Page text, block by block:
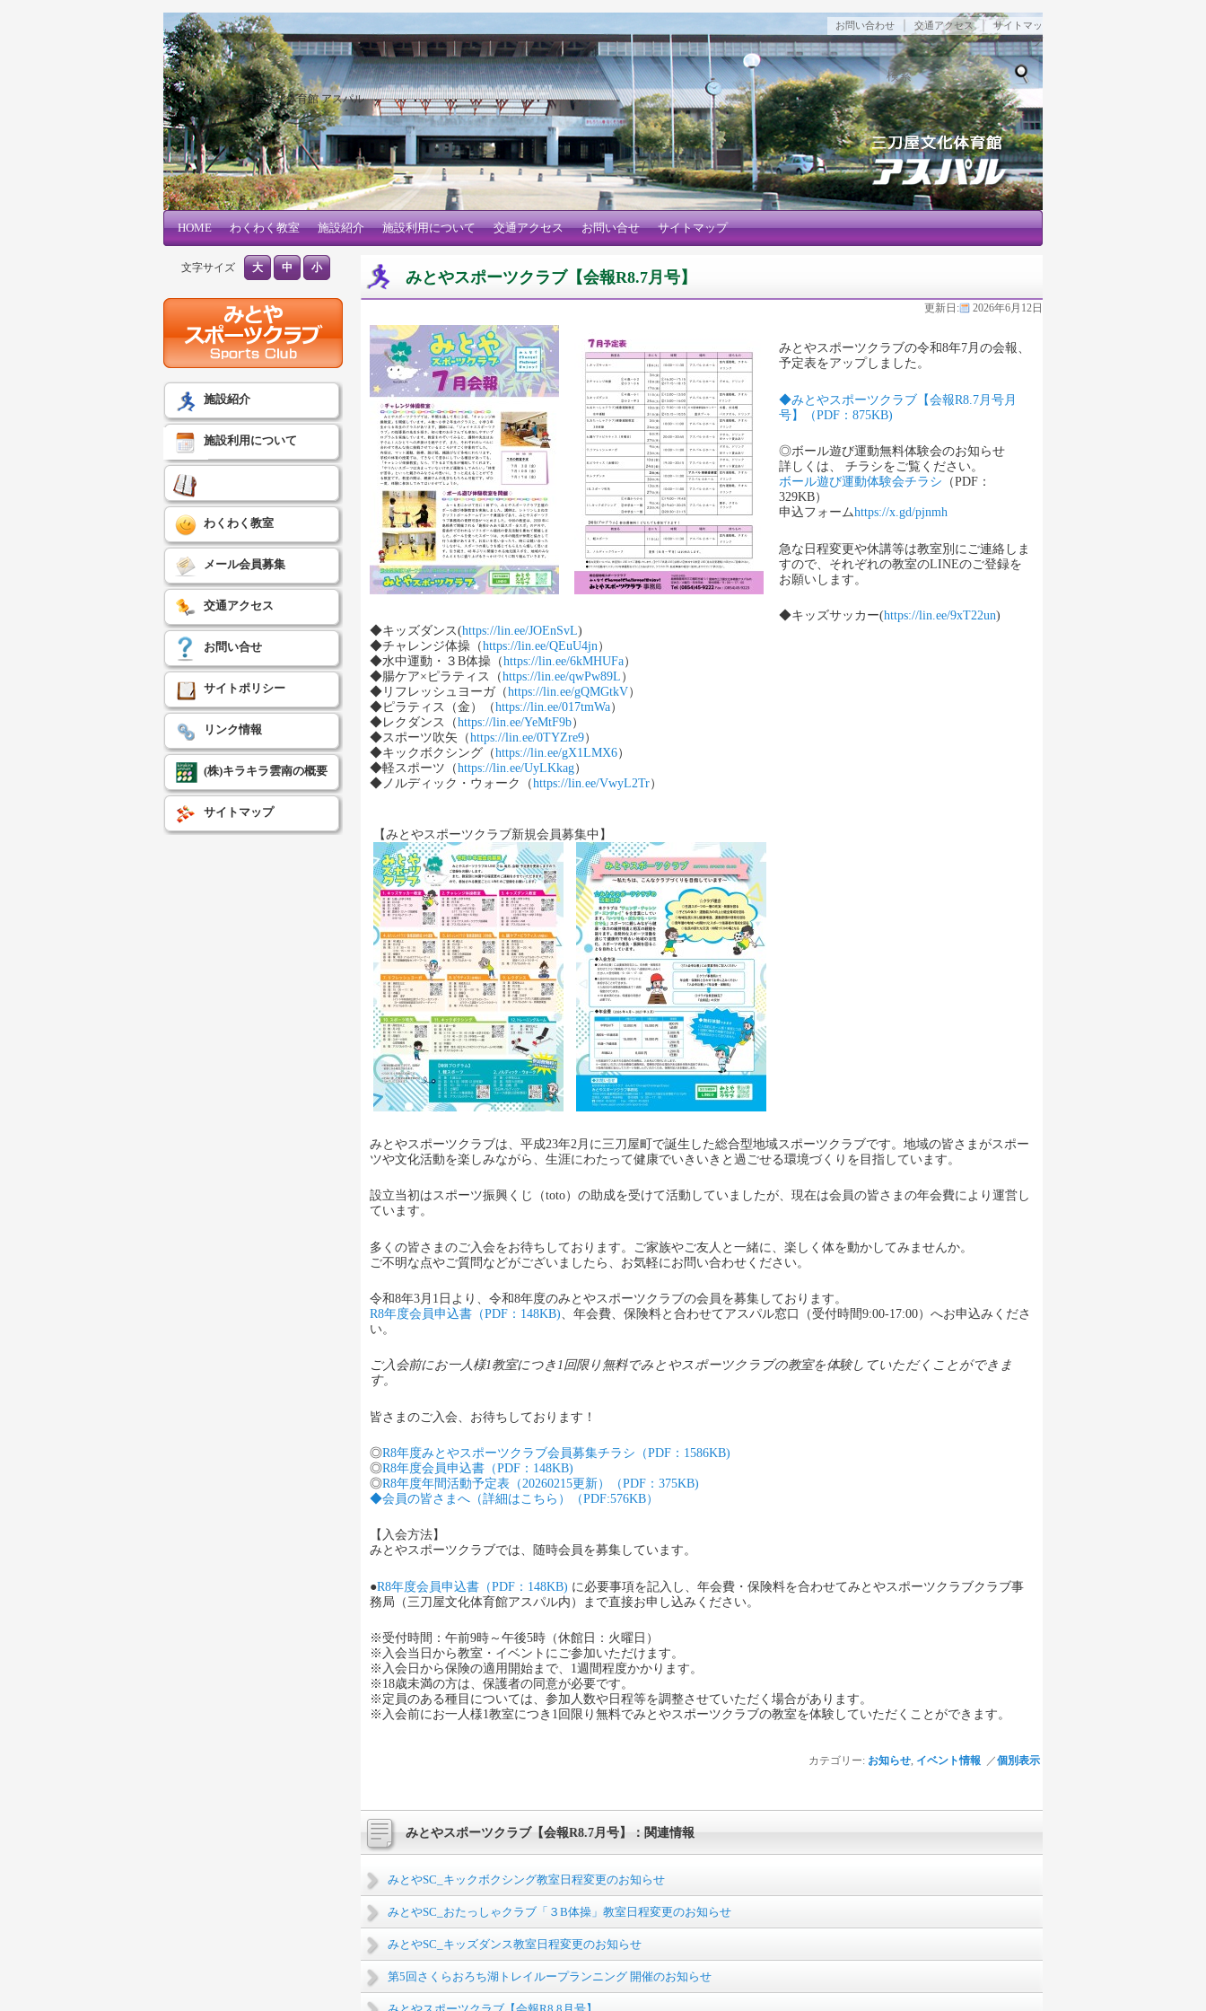
三刀屋文化体育館 アスパル
お問い合わせ 交通アクセス｜サイトマッ
プ
検索
メインメニュー
メインコンテンツへ移動
サブコンテンツへ移動
HOME わくわく教室 施設紹介 施設利用について 交通アクセス お問い合せ サイトマップ
みとやスポーツクラブ【会報R8.7月号】
更新日: 2026年6月12日
みとやスポーツクラブの令和8年7月の会報、
予定表をアップしました。
◆みとやスポーツクラブ【会報R8.7月号月
号】（PDF：875KB)
◎ボール遊び運動無料体験会のお知らせ
詳しくは、 チラシをご覧ください。
ボール遊び運動体験会チラシ （PDF：
329KB）
申込フォームhttps://x.gd/pjnmh
急な日程変更や休講等は教室別にご連絡しま
すので、それぞれの教室のLINEのご登録を
お願いします。
◆キッズサッカー(https://lin.ee/9xT22un)
◆キッズダンス(https://lin.ee/JOEnSvL)
◆チャレンジ体操（https://lin.ee/QEuU4jn）
◆水中運動・３B体操（https://lin.ee/6kMHUFa）
◆腸ケア×ピラティス（https://lin.ee/qwPw89L）
◆リフレッシュヨーガ（https://lin.ee/gQMGtkV）
◆ピラティス（金）（https://lin.ee/017tmWa）
◆レクダンス（https://lin.ee/YeMtF9b）
◆スポーツ吹矢（https://lin.ee/0TYZre9）
◆キックボクシング（https://lin.ee/gX1LMX6）
◆軽スポーツ（https://lin.ee/UyLKkag）
◆ノルディック・ウォーク（https://lin.ee/VwyL2Tr）
【みとやスポーツクラブ新規会員募集中】
みとやスポーツクラブは、平成23年2月に三刀屋町で誕生した総合型地域スポーツクラブです。地域の皆さまがスポー
ツや文化活動を楽しみながら、生涯にわたって健康でいきいきと過ごせる環境づくりを目指しています。
設立当初はスポーツ振興くじ（toto）の助成を受けて活動していましたが、現在は会員の皆さまの年会費により運営し
ています。
多くの皆さまのご入会をお待ちしております。ご家族やご友人と一緒に、楽しく体を動かしてみませんか。
ご不明な点やご質問などがございましたら、お気軽にお問い合わせください。
令和8年3月1日より、令和8年度のみとやスポーツクラブの会員を募集しております。
R8年度会員申込書（PDF：148KB) 、年会費、保険料と合わせてアスパル窓口（受付時間9:00-17:00）へお申込みくださ
い。
ご入会前にお一人様1教室につき1回限り無料でみとやスポーツクラブの教室を体験していただくことができま
す。
皆さまのご入会、お待ちしております！
◎R8年度みとやスポーツクラブ会員募集チラシ（PDF：1586KB)
◎R8年度会員申込書（PDF：148KB)
◎R8年度年間活動予定表（20260215更新）（PDF：375KB)
◆会員の皆さまへ（詳細はこちら）（PDF:576KB）
【入会方法】
みとやスポーツクラブでは、随時会員を募集しています。
●R8年度会員申込書（PDF：148KB) に必要事項を記入し、年会費・保険料を合わせてみとやスポーツクラブクラブ事
務局（三刀屋文化体育館アスパル内）まで直接お申し込みください。
※受付時間：午前9時～午後5時（休館日：火曜日）
※入会当日から教室・イベントにご参加いただけます。
※入会日から保険の適用開始まで、1週間程度かかります。
※18歳未満の方は、保護者の同意が必要です。
※定員のある種目については、参加人数や日程等を調整させていただく場合があります。
※入会前にお一人様1教室につき1回限り無料でみとやスポーツクラブの教室を体験していただくことができます。
カテゴリー: お知らせ イベント情報 ／個別表示
みとやスポーツクラブ【会報R8.7月号】：関連情報
みとやSC_キックボクシング教室日程変更のお知らせ
みとやSC_おたっしゃクラブ「３B体操」教室日程変更のお知らせ
みとやSC_キッズダンス教室日程変更のお知らせ
第5回さくらおろち湖トレイループランニング 開催のお知らせ
文字サイズ 大 中 小
施設紹介
施設利用について
わくわく教室
メール会員募集
交通アクセス
お問い合せ
サイトポリシー
リンク情報
(株)キラキラ雲南の概要
サイトマップ